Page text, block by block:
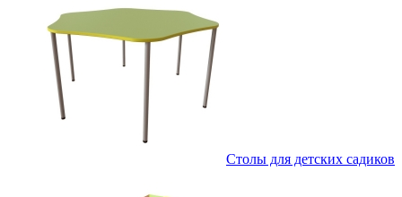
Столы для детских садиков